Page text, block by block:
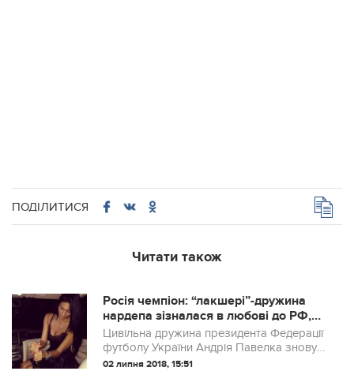
ПОДІЛИТИСЯ
Читати також
Росія чемпіон: “лакшері”-дружина
нардепа зізналася в любові до РФ,
ви закипите від злості
Цивільна дружина президента Федерації
футболу України Андрія Павелка знову
потрапила в скандал
02 липня 2018, 15:51